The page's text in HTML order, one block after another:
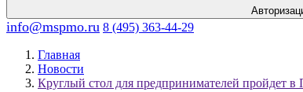
info@mspmo.ru 8 (495) 363-44-29
Главная
Новости
Круглый стол для предпринимателей пройдет в